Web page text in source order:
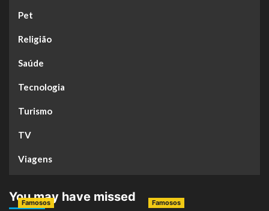
Pet
Religião
Saúde
Tecnologia
Turismo
TV
Viagens
You may have missed
Famosos Famosos